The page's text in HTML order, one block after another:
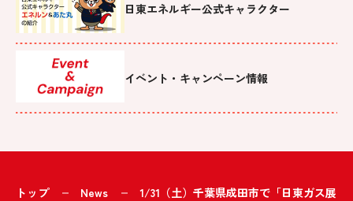
日東エネルギー公式キャラクター
イベント・キャンペーン情報
トップ News
1/31（土）千葉県成田市で「日東ガス展